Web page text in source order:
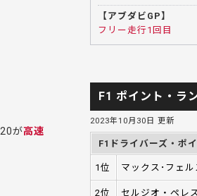
が高速
【アブダビGP】
フリー走行1回目
F1 ポイント・ラ
2023年10月30日 更新
F1ドライバーズ・ポ
1位 マックス･フェ
2位 セルジオ・ペレス